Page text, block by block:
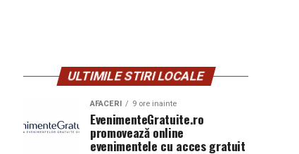
ULTIMILE STIRI LOCALE
AFACERI 9 ore inainte
EvenimenteGratuite.ro
promovează online
evenimentele cu acces gratuit